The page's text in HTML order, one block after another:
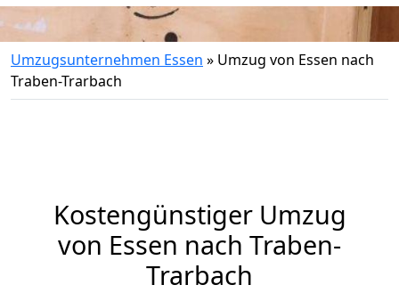
Umzugsunternehmen Essen » Umzug von Essen nach
Traben-Trarbach
Kostengünstiger Umzug
von Essen nach Traben-
Trarbach